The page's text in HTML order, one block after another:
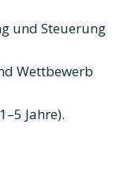
und Steuerung
Wettbewerb
Jahre).